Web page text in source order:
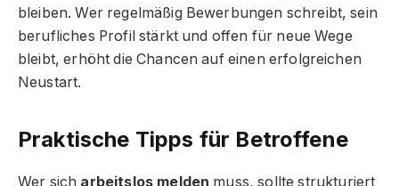
bleiben. Wer regelmäßig Bewerbungen schreibt, sein
berufliches Profil stärkt und offen für neue Wege
bleibt, erhöht die Chancen auf einen erfolgreichen
Neustart.
Praktische Tipps für Betroffene
Wer sich arbeitslos melden muss, sollte strukturiert